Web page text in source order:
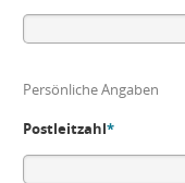
Persönliche Angaben
Postleitzahl*